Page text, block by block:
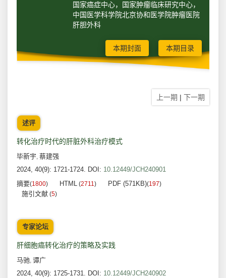
国家癌症中心，国家肿瘤临床研究中心，
中国医学科学院北京协和医学院肿瘤医院
肝胆外科
本期封面 本期目录
上一期 | 下一期
述评
转化治疗时代的肝脏外科治疗模式
毕新宇, 蔡建强
2024, 40(9): 1721-1724. DOI: 10.12449/JCH240901
摘要(1800) HTML (2711) PDF (571KB)(197)
施引文献 (5)
专家论坛
肝细胞癌转化治疗的策略及实践
马驰, 谭广
2024, 40(9): 1725-1731. DOI: 10.12449/JCH240902